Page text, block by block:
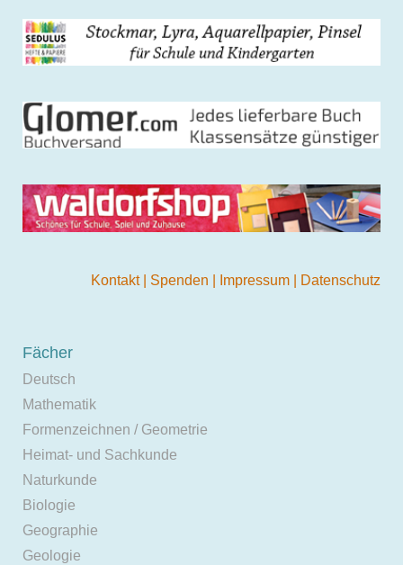
Kontakt Spenden Impressum Datenschutz
Fächer
Deutsch
Mathematik
Formenzeichnen / Geometrie
Heimat- und Sachkunde
Naturkunde
Biologie
Geographie
Geologie